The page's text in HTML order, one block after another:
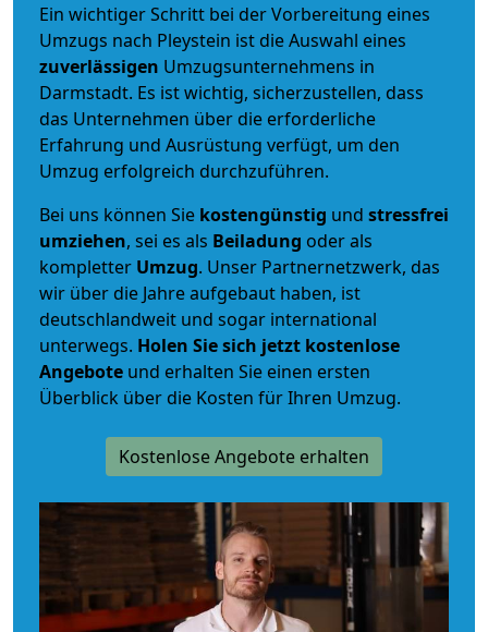
Ein wichtiger Schritt bei der Vorbereitung eines
Umzugs nach Pleystein ist die Auswahl eines
zuverlässigen Umzugsunternehmens in
Darmstadt. Es ist wichtig, sicherzustellen, dass
das Unternehmen über die erforderliche
Erfahrung und Ausrüstung verfügt, um den
Umzug erfolgreich durchzuführen.
Bei uns können Sie kostengünstig und stressfrei
umziehen, sei es als Beiladung oder als
kompletter Umzug. Unser Partnernetzwerk, das
wir über die Jahre aufgebaut haben, ist
deutschlandweit und sogar international
unterwegs. Holen Sie sich jetzt kostenlose
Angebote und erhalten Sie einen ersten
Überblick über die Kosten für Ihren Umzug.
Kostenlose Angebote erhalten